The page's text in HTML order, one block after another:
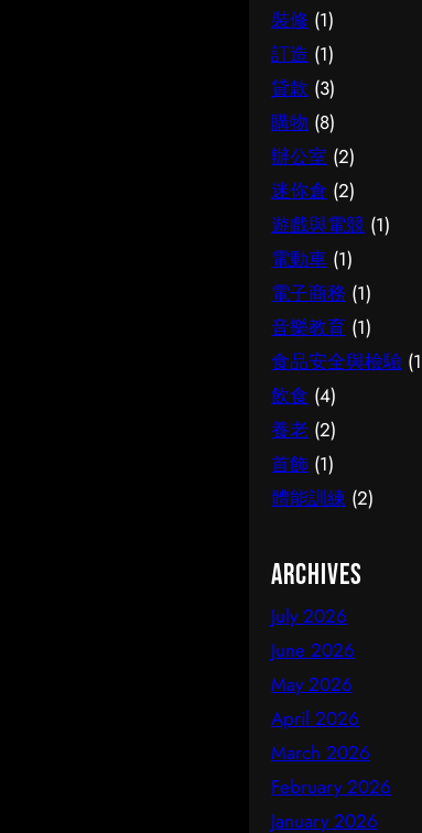
裝修 (1)
訂造 (1)
貸款 (3)
購物 (8)
辦公室 (2)
迷你倉 (2)
遊戲與電競 (1)
電動車 (1)
電子商務 (1)
音樂教育 (1)
食品安全與檢驗
飲食 (4)
養老 (2)
首飾 (1)
體能訓練 (2)
Archives
July 2026
June 2026
May 2026
April 2026
March 2026
February 2026
January 2026